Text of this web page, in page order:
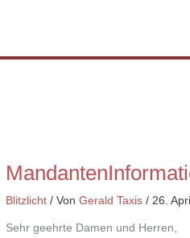
Blitzlicht / VonGerald Taxis/26.
Sehr geehrte Damen und Herren,